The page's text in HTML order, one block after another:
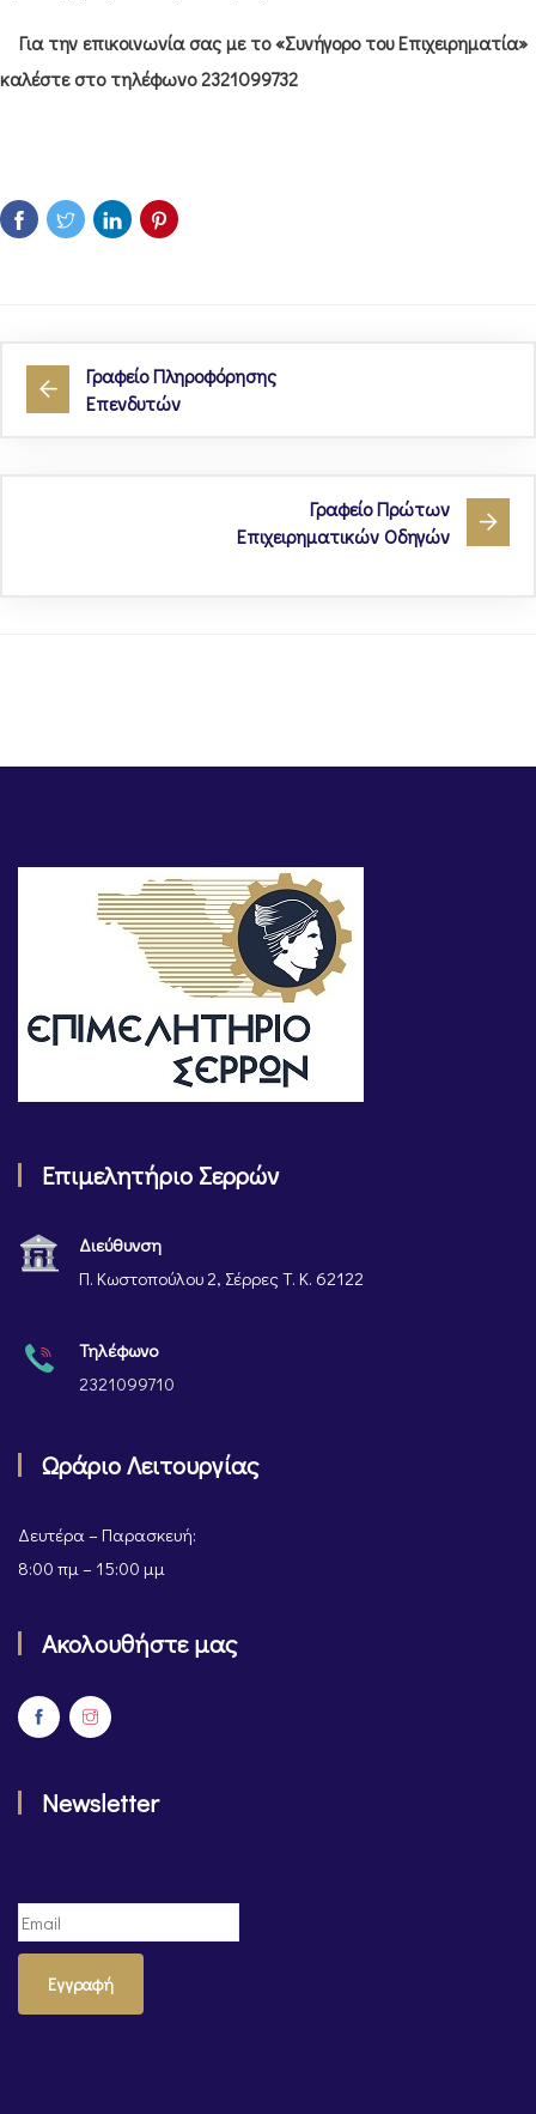
Για την επικοινωνία σας με το «Συνήγορο του Επιχειρηματία»
καλέστε στο τηλέφωνο 2321099732
Γραφείο Πληροφόρησης
Επενδυτών
Γραφείο Πρώτων
Επιχειρηματικών Οδηγών
Επιμελητήριο Σερρών
Διεύθυνση
Π. Κωστοπούλου 2, Σέρρες Τ. Κ. 62122
Τηλέφωνο
2321099710
Ωράριο Λειτουργίας
Δευτέρα – Παρασκευή:
8:00 πμ – 15:00 μμ
Ακολουθήστε μας
Newsletter
Εγγραφή